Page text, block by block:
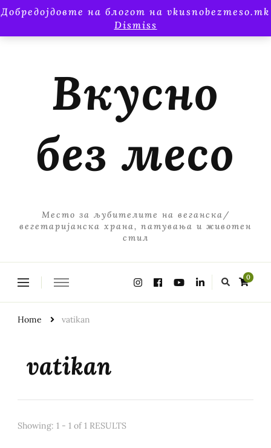
Добредојдовте на блогот на vkusnobezmeso.mk
Dismiss
Вкусно
без месо
Место за љубителите на веганска/
вегетаријанска храна, патувања и животен
стил
0
Home vatikan
vatikan
Showing: 1 - 1 of 1 RESULTS